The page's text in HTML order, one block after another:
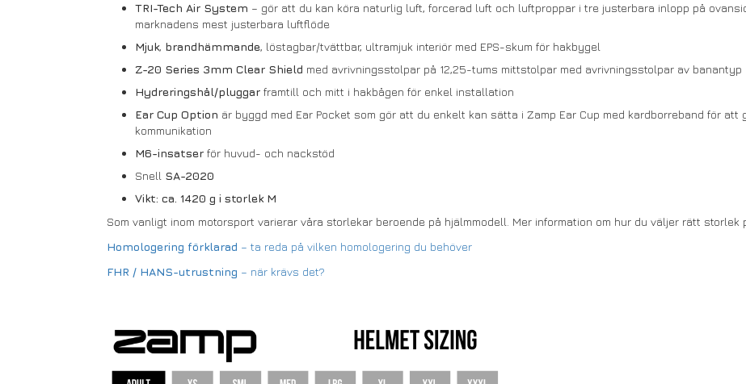
TRI-Tech Air System – gör att du kan köra naturlig luft, forcerad luft och luftproppar i tre justerbara inlopp på
marknadens mest justerbara luftflöde
Mjuk, brandhämmande, löstagbar/tvättbar, ultramjuk interiör med EPS-skum för hakbygel
Z-20 Series 3mm Clear Shield med avrivningsstolpar på 12,25-tums mittstolpar med avrivningsstolpar av banantyp
Hydreringshål/pluggar framtill och mitt i hakbågen för enkel installation
Ear Cup Option är byggd med Ear Pocket som gör att du enkelt kan sätta i Zamp Ear Cup med kardborreband för
kommunikation
M6-insatser för huvud- och nackstöd
Snell SA-2020
Vikt: ca. 1420 g i storlek M
Som vanligt inom motorsport varierar våra storlekar beroende på hjälmmodell. Mer information om hur du väljer rätt storlek
Homologering förklarad – ta reda på vilken homologering du behöver
FHR / HANS-utrustning – när krävs det?